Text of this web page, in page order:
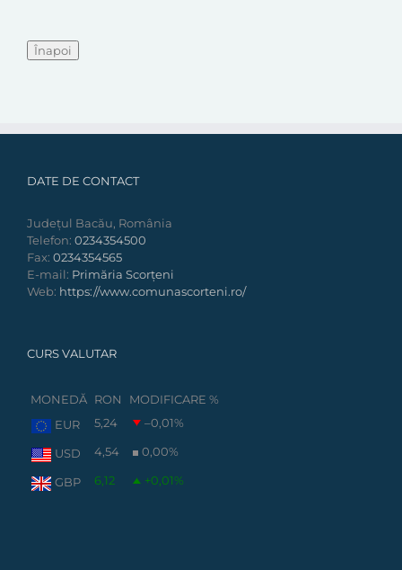
DATE DE CONTACT
Județul Bacău, România
Telefon: 0234354500
Fax: 0234354565
E-mail: Primăria Scorțeni
Web: https://www.comunascorteni.ro/
CURS VALUTAR
MONEDĂ RON
MODIFICARE %
EUR
5,24 –0,01%
USD 4,54 0,00%
GBP 6,12 +0,01%